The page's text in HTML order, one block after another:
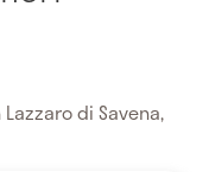
di Savena,